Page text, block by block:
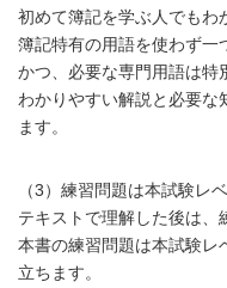
初めて簿記を学ぶ人でもわ
簿記特有の用語を使わず一
かつ、必要な専門用語は特
わかりやすい解説と必要な
ます。
（3）練習問題は本試験レ
テキストで理解した後は、
本書の練習問題は本試験レ
立ちます。